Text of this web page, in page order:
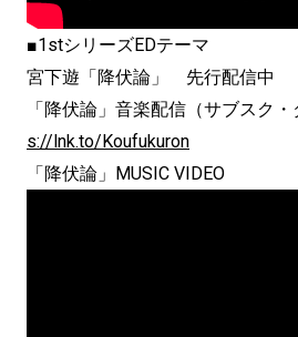
■1stシリーズEDテーマ
宮下遊「降伏論」 先行配信中
「降伏論」音楽配信（サブスク・
s://lnk.to/Koufukuron
「降伏論」MUSIC VIDEO